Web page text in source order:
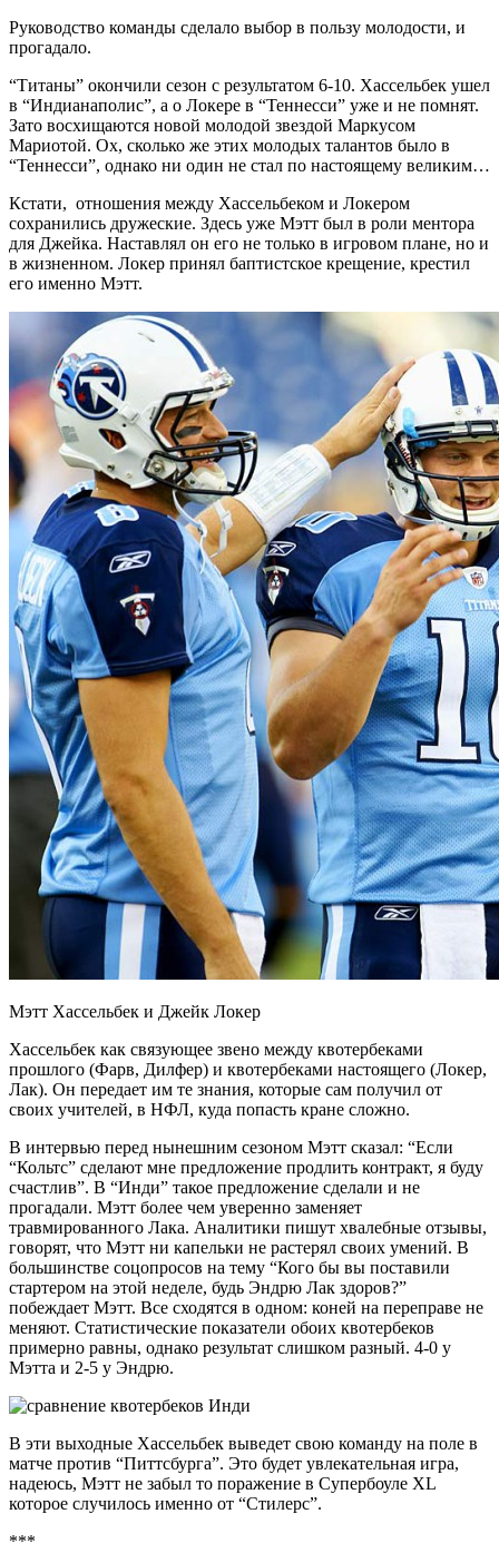
Руководство команды сделало выбор в пользу молодости, и
прогадало.
“Титаны” окончили сезон с результатом 6-10. Хассельбек ушел
в “Индианаполис”, а о Локере в “Теннесси” уже и не помнят.
Зато восхищаются новой молодой звездой Маркусом
Мариотой. Ох, сколько же этих молодых талантов было в
“Теннесси”, однако ни один не стал по настоящему великим…
Кстати, отношения между Хассельбеком и Локером
сохранились дружеские. Здесь уже Мэтт был в роли ментора
для Джейка. Наставлял он его не только в игровом плане, но и
в жизненном. Локер принял баптистское крещение, крестил
его именно Мэтт.
Мэтт Хассельбек и Джейк Локер
Хассельбек как связующее звено между квотербеками
прошлого (Фарв, Дилфер) и квотербеками настоящего (Локер,
Лак). Он передает им те знания, которые сам получил от
своих учителей, в НФЛ, куда попасть кране сложно.
В интервью перед нынешним сезоном Мэтт сказал: “Если
“Кольтс” сделают мне предложение продлить контракт, я буду
счастлив”. В “Инди” такое предложение сделали и не
прогадали. Мэтт более чем уверенно заменяет
травмированного Лака. Аналитики пишут хвалебные отзывы,
говорят, что Мэтт ни капельки не растерял своих умений. В
большинстве соцопросов на тему “Кого бы вы поставили
стартером на этой неделе, будь Эндрю Лак здоров?”
побеждает Мэтт. Все сходятся в одном: коней на переправе не
меняют. Статистические показатели обоих квотербеков
примерно равны, однако результат слишком разный. 4-0 у
Мэтта и 2-5 у Эндрю.
В эти выходные Хассельбек выведет свою команду на поле в
матче против “Питтсбурга”. Это будет увлекательная игра,
надеюсь, Мэтт не забыл то поражение в Супербоуле XL
которое случилось именно от “Стилерс”.
***